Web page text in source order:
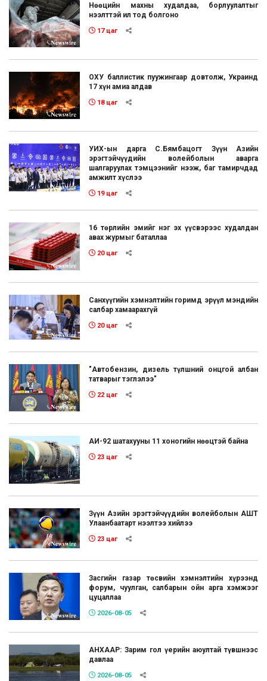
Нөөцийн махны худалдаа, борлуулалтыг
нээлттэй ил тод болгоно
17 цаг
ОХУ баллистик пуужингаар довтолж, Украинд
17 хүн амиа алдав
18 цаг
УИХ-ын дарга С.Бямбацогт Зүүн Азийн
эрэгтэйчүүдийн волейболын аварга
шалгаруулах тэмцээнийг нээж, баг тамирчдад
амжилт хүслээ
19 цаг
16 төрлийн эмийг нэг эх үүсвэрээс худалдан
авах журмыг баталлаа
20 цаг
Санхүүгийн хэмнэлтийн горимд эрүүл мэндийн
салбар хамаарахгүй
20 цаг
"Автобензин, дизель түлшний онцгой албан
татварыг тэглэлээ"
22 цаг
АИ-92 шатахууны 11 хоногийн нөөцтэй байна
23 цаг
Зүүн Азийн эрэгтэйчүүдийн волейболын АШТ
Улаанбаатарт нээлтээ хийлээ
23 цаг
Засгийн газар төсвийн хэмнэлтийн хүрээнд
форум, чуулган, салбарын ойн арга хэмжээг
цуцаллаа
2026-08-05
АНХААР: Зарим гол үерийн аюултай түвшнээс
давлаа
2026-08-05